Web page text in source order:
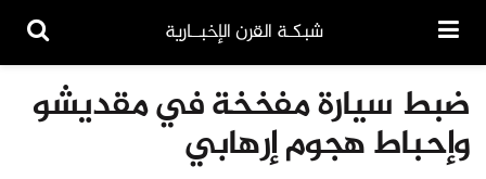
شبكـة القرن الإخبــارية
ضبط سيارة مفخخة في مقديشو
وإحباط هجوم إرهابي